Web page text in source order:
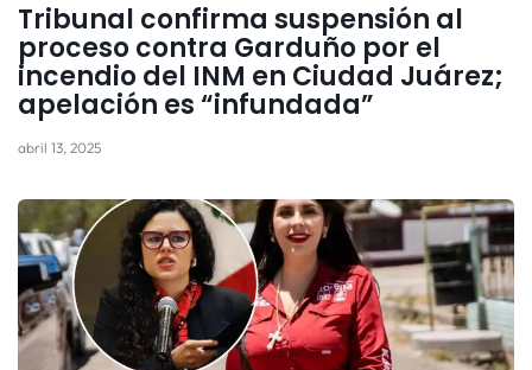
Tribunal confirma suspensión al
proceso contra Garduño por el
incendio del INM en Ciudad Juárez;
apelación es “infundada”
abril 13, 2025